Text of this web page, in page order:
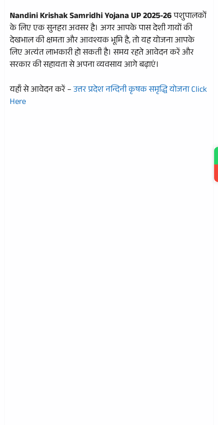
Nandini Krishak Samridhi Yojana UP 2025-26पशुपालकों
के लिए एक सुनहरा अवसर है। अगर आपके पास देशी गायों की
देखभाल की क्षमता और आवश्यक भूमि है, तो यह योजना आपके
लिए अत्यंत लाभकारी हो सकती है। समय रहते आवेदन करें और
सरकार की सहायता से अपना व्यवसाय आगे बढ़ाएं।
यहाँ से आवेदन करें –उत्तर प्रदेश नन्दिनी कृषक समृद्धि योजनाClick
Here